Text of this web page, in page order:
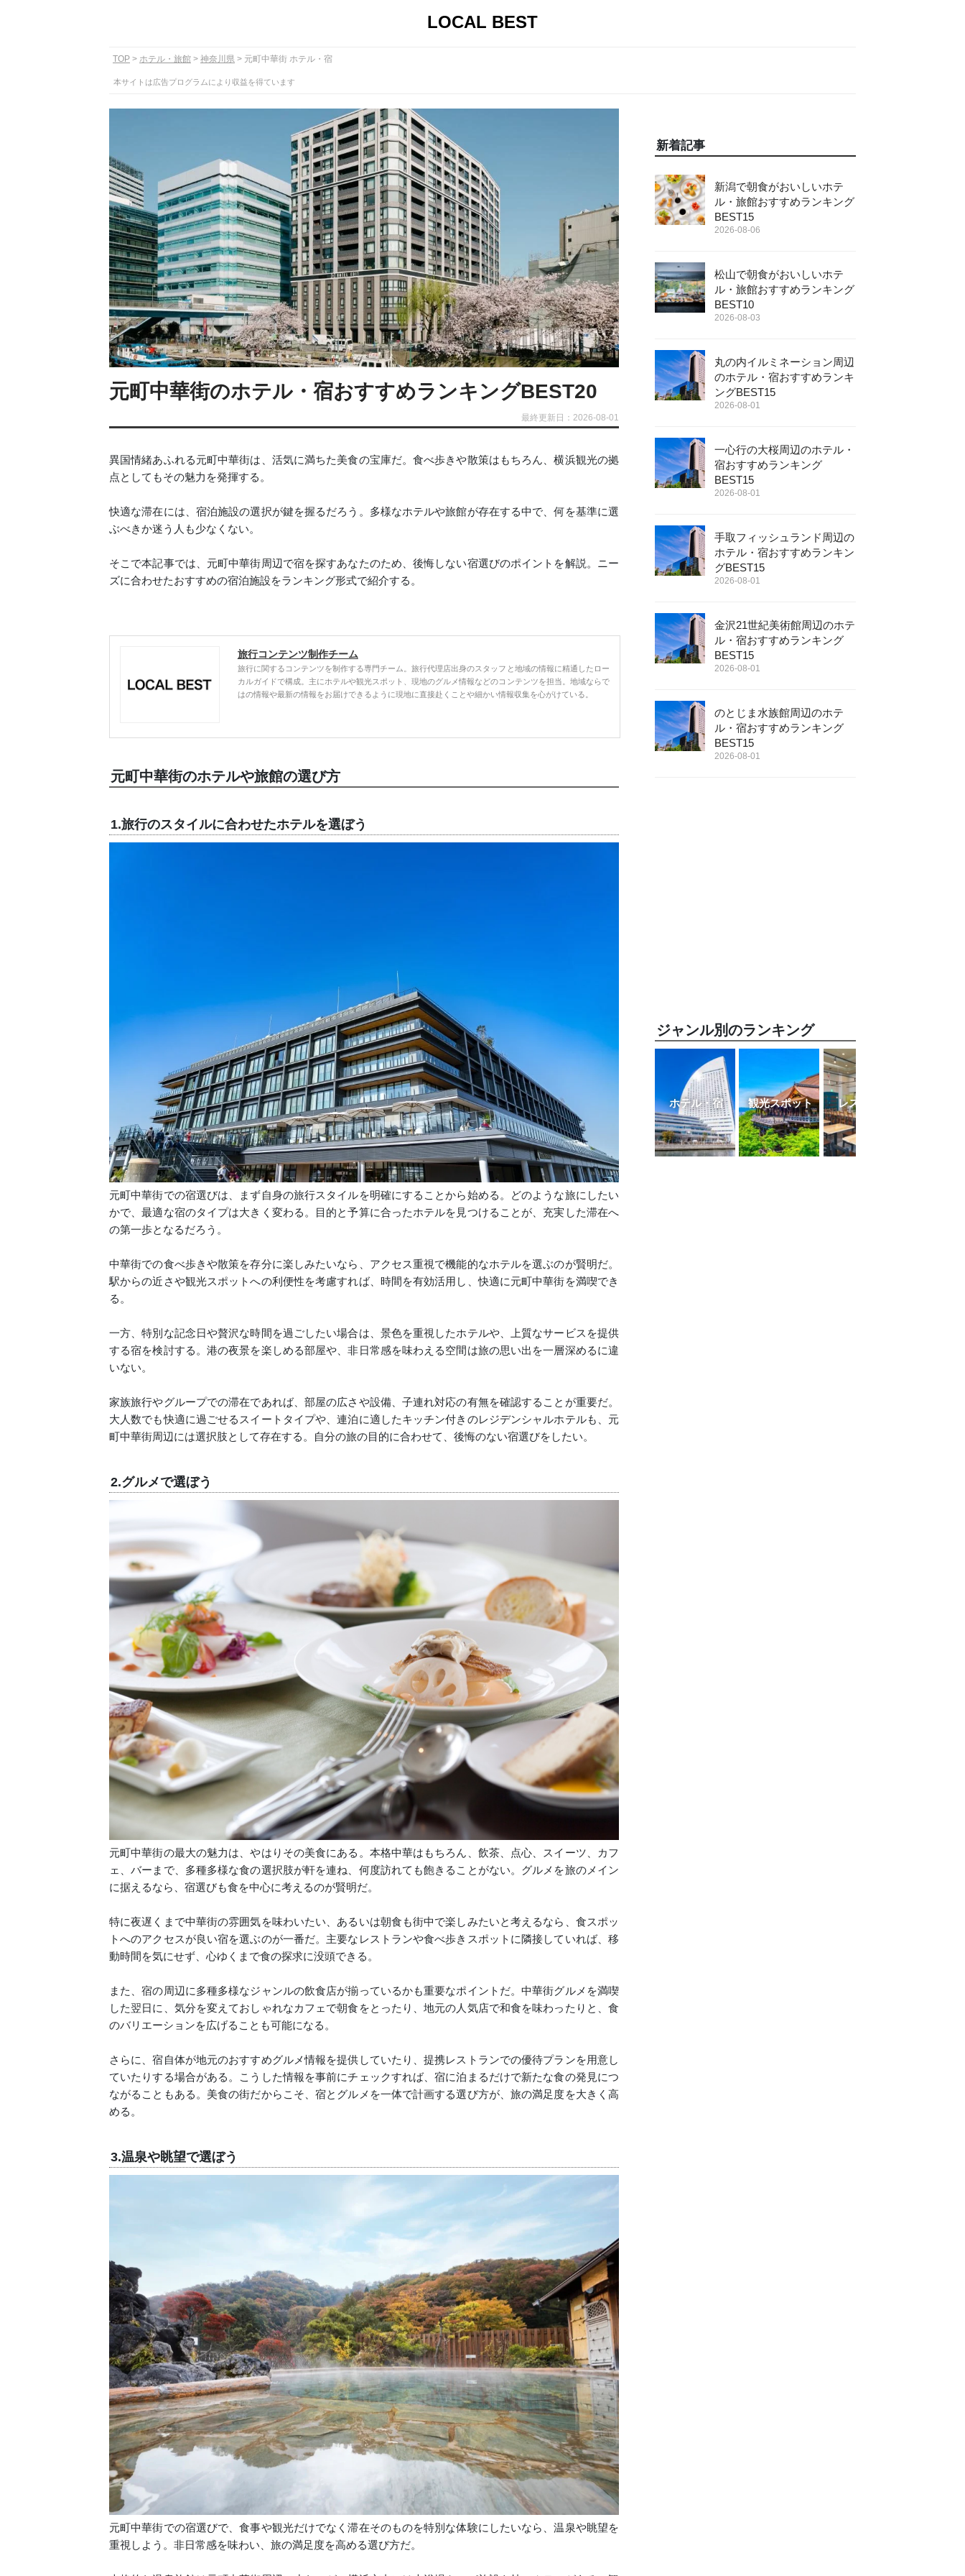
LOCAL BEST
TOP ホテル・旅館 神奈川県 元町中華街 ホテル・宿
本サイトは広告プログラムにより収益を得ています
元町中華街のホテル・宿おすすめランキングBEST20
最終更新日：2026-08-01
異国情緒あふれる元町中華街は、活気に満ちた美食の宝庫だ。食べ歩きや散策はもちろん、横浜観光の拠
点としてもその魅力を発揮する。
快適な滞在には、宿泊施設の選択が鍵を握るだろう。多様なホテルや旅館が存在する中で、何を基準に選
ぶべきか迷う人も少なくない。
そこで本記事では、元町中華街周辺で宿を探すあなたのため、後悔しない宿選びのポイントを解説。ニー
ズに合わせたおすすめの宿泊施設をランキング形式で紹介する。
旅行コンテンツ制作チーム
旅行に関するコンテンツを制作する専門チーム。旅行代理店出身のスタッフと地域の情報に精通したロー
カルガイドで構成。主にホテルや観光スポット、現地のグルメ情報などのコンテンツを担当。地域ならで
はの情報や最新の情報をお届けできるように現地に直接赴くことや細かい情報収集を心がけている。
元町中華街のホテルや旅館の選び方
1.旅行のスタイルに合わせたホテルを選ぼう
元町中華街での宿選びは、まず自身の旅行スタイルを明確にすることから始める。どのような旅にしたい
かで、最適な宿のタイプは大きく変わる。目的と予算に合ったホテルを見つけることが、充実した滞在へ
の第一歩となるだろう。
中華街での食べ歩きや散策を存分に楽しみたいなら、アクセス重視で機能的なホテルを選ぶのが賢明だ。
駅からの近さや観光スポットへの利便性を考慮すれば、時間を有効活用し、快適に元町中華街を満喫でき
る。
一方、特別な記念日や贅沢な時間を過ごしたい場合は、景色を重視したホテルや、上質なサービスを提供
する宿を検討する。港の夜景を楽しめる部屋や、非日常感を味わえる空間は旅の思い出を一層深めるに違
いない。
家族旅行やグループでの滞在であれば、部屋の広さや設備、子連れ対応の有無を確認することが重要だ。
大人数でも快適に過ごせるスイートタイプや、連泊に適したキッチン付きのレジデンシャルホテルも、元
町中華街周辺には選択肢として存在する。自分の旅の目的に合わせて、後悔のない宿選びをしたい。
2.グルメで選ぼう
元町中華街の最大の魅力は、やはりその美食にある。本格中華はもちろん、飲茶、点心、スイーツ、カフ
ェ、バーまで、多種多様な食の選択肢が軒を連ね、何度訪れても飽きることがない。グルメを旅のメイン
に据えるなら、宿選びも食を中心に考えるのが賢明だ。
特に夜遅くまで中華街の雰囲気を味わいたい、あるいは朝食も街中で楽しみたいと考えるなら、食スポッ
トへのアクセスが良い宿を選ぶのが一番だ。主要なレストランや食べ歩きスポットに隣接していれば、移
動時間を気にせず、心ゆくまで食の探求に没頭できる。
また、宿の周辺に多種多様なジャンルの飲食店が揃っているかも重要なポイントだ。中華街グルメを満喫
した翌日に、気分を変えておしゃれなカフェで朝食をとったり、地元の人気店で和食を味わったりと、食
のバリエーションを広げることも可能になる。
さらに、宿自体が地元のおすすめグルメ情報を提供していたり、提携レストランでの優待プランを用意し
ていたりする場合がある。こうした情報を事前にチェックすれば、宿に泊まるだけで新たな食の発見につ
ながることもある。美食の街だからこそ、宿とグルメを一体で計画する選び方が、旅の満足度を大きく高
める。
3.温泉や眺望で選ぼう
元町中華街での宿選びで、食事や観光だけでなく滞在そのものを特別な体験にしたいなら、温泉や眺望を
重視しよう。非日常感を味わい、旅の満足度を高める選び方だ。
新着記事
新潟で朝食がおいしいホテ
ル・旅館おすすめランキング
BEST15
2026-08-06
松山で朝食がおいしいホテ
ル・旅館おすすめランキング
BEST10
2026-08-03
丸の内イルミネーション周辺
のホテル・宿おすすめランキ
ングBEST15
2026-08-01
一心行の大桜周辺のホテル・
宿おすすめランキング
BEST15
2026-08-01
手取フィッシュランド周辺の
ホテル・宿おすすめランキン
グBEST15
2026-08-01
金沢21世紀美術館周辺のホテ
ル・宿おすすめランキング
BEST15
2026-08-01
のとじま水族館周辺のホテ
ル・宿おすすめランキング
BEST15
2026-08-01
ジャンル別のランキング
ホテル・宿 観光スポット レストラン